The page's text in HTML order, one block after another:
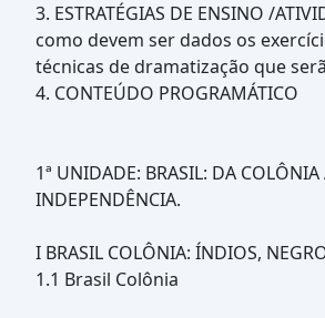
3. ESTRATÉGIAS DE ENSINO /
como devem ser dados os
técnicas de dramatização que
4. CONTEÚDO PROGRAMÁTICO
1ª UNIDADE: BRASIL: DA COLÔNIA
INDEPENDÊNCIA.
I BRASIL COLÔNIA: ÍNDIOS,
1.1 Brasil Colônia